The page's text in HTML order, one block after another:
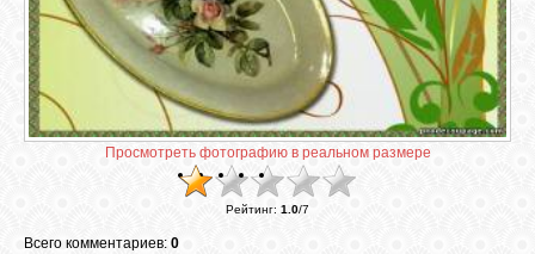
МАГАЗИН
FAQ
Просмотреть фотографию в реальном размере
Рейтинг: 1.0/7
Всего комментариев: 0